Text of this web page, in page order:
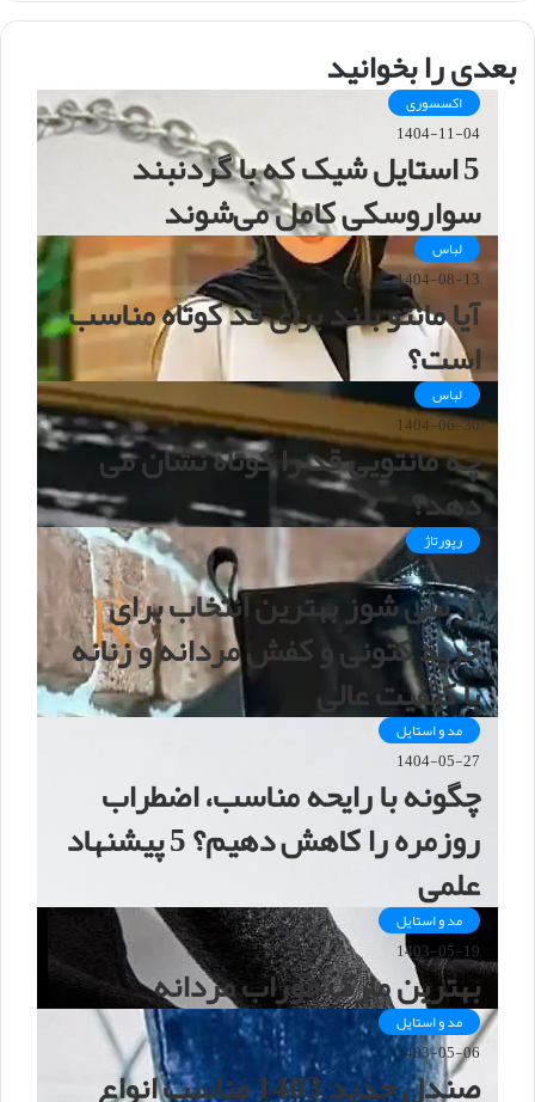
س
بعدی را بخوانید
اکسسوری
1404-11-04
5 استایل شیک که با گردنبند
سواروسکی کامل می‌شوند
لباس
1404-08-13
آیا مانتو بلند برای قد کوتاه مناسب
است؟
لباس
1404-06-30
چه مانتویی قد را کوتاه نشان می
دهد؟
رپورتاژ
1404-05-28
آر سی شوز بهترین انتخاب برای
خرید کتونی و کفش مردانه و زنانه
با کیفیت عالی
مد و استایل
1404-05-27
چگونه با رایحه مناسب، اضطراب
روزمره را کاهش دهیم؟ 5 پیشنهاد
علمی
مد و استایل
1403-05-19
بهترین مارک جوراب مردانه
مد و استایل
1403-05-06
صندل جدید 1403 مناسب انواع